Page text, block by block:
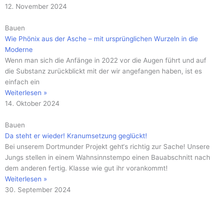
12. November 2024
Bauen
Wie Phönix aus der Asche – mit ursprünglichen Wurzeln in die
Moderne
Wenn man sich die Anfänge in 2022 vor die Augen führt und auf
die Substanz zurückblickt mit der wir angefangen haben, ist es
einfach ein
Weiterlesen »
14. Oktober 2024
Bauen
Da steht er wieder! Kranumsetzung geglückt!
Bei unserem Dortmunder Projekt geht‘s richtig zur Sache! Unsere
Jungs stellen in einem Wahnsinnstempo einen Bauabschnitt nach
dem anderen fertig. Klasse wie gut ihr vorankommt!
Weiterlesen »
30. September 2024